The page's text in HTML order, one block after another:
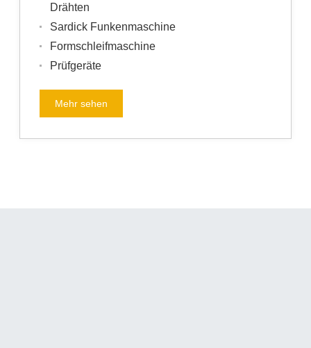
Drähten
Sardick Funkenmaschine
Formschleifmaschine
Prüfgeräte
Mehr sehen